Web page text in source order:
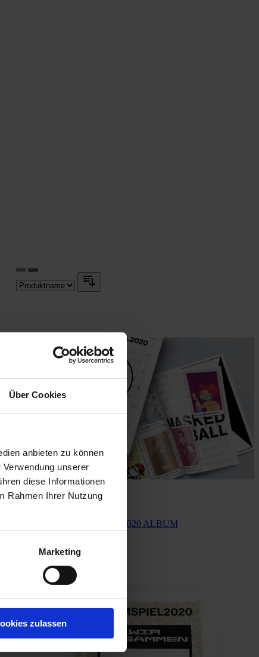
Über Cookies
anbieten zu können
unserer
diese Informationen
Rahmen Ihrer Nutzung
Marketing
zulassen
Tschutti HEIMSPIEL2020 ALBUM
In den Warenkorb